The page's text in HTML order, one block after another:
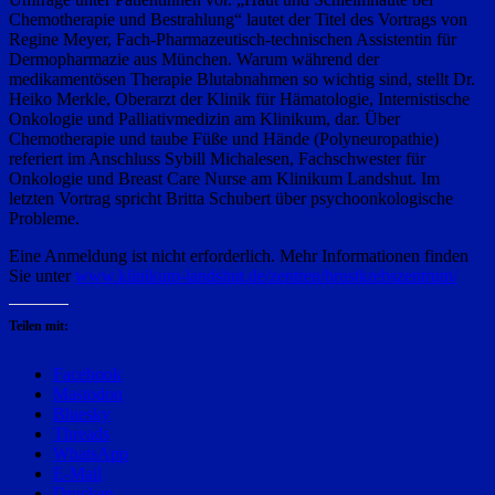
Chemotherapie und Bestrahlung“ lautet der Titel des Vortrags von
Regine Meyer, Fach-Pharmazeutisch-technischen Assistentin für
Dermopharmazie aus München. Warum während der
medikamentösen Therapie Blutabnahmen so wichtig sind, stellt Dr.
Heiko Merkle, Oberarzt der Klinik für Hämatologie, Internistische
Onkologie und Palliativmedizin am Klinikum, dar. Über
Chemotherapie und taube Füße und Hände (Polyneuropathie)
referiert im Anschluss Sybill Michalesen, Fachschwester für
Onkologie und Breast Care Nurse am Klinikum Landshut. Im
letzten Vortrag spricht Britta Schubert über psychoonkologische
Probleme.
Eine Anmeldung ist nicht erforderlich. Mehr Informationen finden
Sie unterwww.klinikum-landshut.de/zentren/brustkrebszentrum/
Teilen mit:
Facebook
Mastodon
Bluesky
Threads
WhatsApp
E-Mail